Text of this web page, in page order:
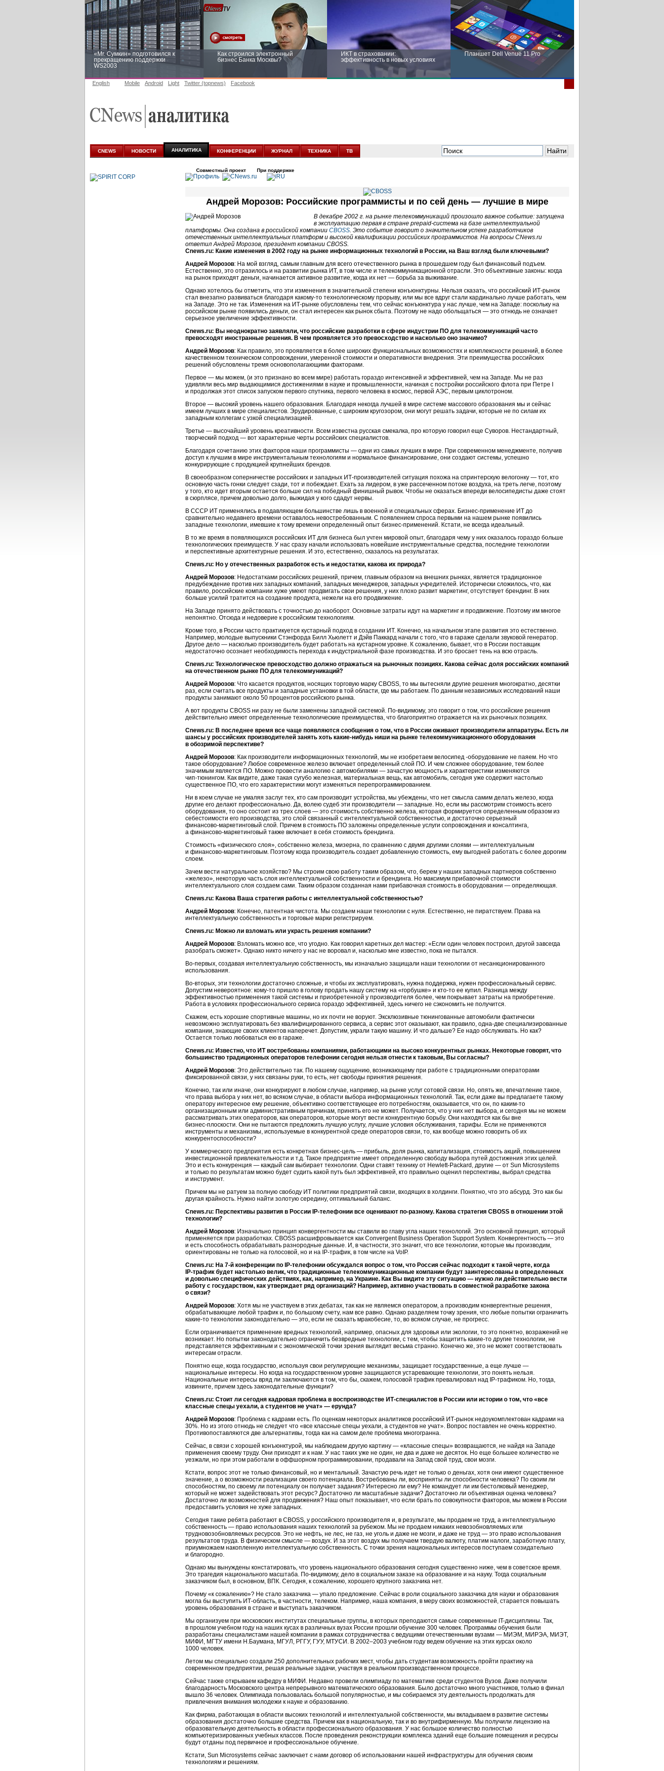
«Mr. Сумкин» подготовился к
прекращению поддержки
WS2003
Как строился электронный
бизнес Банка Москвы?
ИКТ в страховании:
эффективность в новых условиях
Планшет Dell Venue 11 Pro
аналитике
новых условиях
English Mobile Android Light Twitter (topnews) Facebook
CNEWS НОВОСТИ АНАЛИТИКА КОНФЕРЕНЦИИ ЖУРНАЛ ТЕХНИКА ТВ
Совместный проект При поддержке
Андрей Морозов: Российские программисты и по сей день — лучшие в мире
В декабре 2002 г. на рынке телекоммуникаций произошло важное событие: запущена
в эксплуатацию первая в стране prepaid-система на базе интеллектуальной
платформы. Она создана в российской компании CBOSS. Это событие говорит о значительном успехе разработчиков
отечественных интеллектуальных платформ и высокой квалификации российских программистов. На вопросы CNews.ru
ответил Андрей Морозов, президент компании CBOSS.
Cnews.ru: Какие изменения в 2002 году на рынке информационных технологий в России, на Ваш взгляд были ключевыми?
Андрей Морозов: На мой взгляд, самым главным для всего отечественного рынка в прошедшем году был финансовый подъем.
Естественно, это отразилось и на развитии рынка ИТ, в том числе и телекоммуникационной отрасли. Это объективные законы: когда
на рынок приходят деньги, начинается активное развитие, когда их нет — борьба за выживание.
Однако хотелось бы отметить, что эти изменения в значительной степени конъюнктурны. Нельзя сказать, что российский ИТ-рынок
стал внезапно развиваться благодаря какому-то технологическому прорыву, или мы все вдруг стали кардинально лучше работать, чем
на Западе. Это не так. Изменения на ИТ-рынке обусловлены тем, что сейчас конъюнктура у нас лучше, чем на Западе: поскольку на
российском рынке появились деньги, он стал интересен как рынок сбыта. Поэтому не надо обольщаться — это отнюдь не означает
серьезное увеличение эффективности.
Cnews.ru: Вы неоднократно заявляли, что российские разработки в сфере индустрии ПО для телекоммуникаций часто
превосходят иностранные решения. В чем проявляется это превосходство и насколько оно значимо?
Андрей Морозов: Как правило, это проявляется в более широких функциональных возможностях и комплексности решений, в более
качественном техническом сопровождении, умеренной стоимости и оперативности внедрения. Эти преимущества российских
решений обусловлены тремя основополагающими факторами.
Первое — мы можем, (и это признано во всем мире) работать гораздо интенсивней и эффективней, чем на Западе. Мы не раз
удивляли весь мир выдающимися достижениями в науке и промышленности, начиная с постройки российского флота при Петре I
и продолжая этот список запуском первого спутника, первого человека в космос, первой АЭС, первым циклотроном.
Второе — высокий уровень нашего образования. Благодаря некогда лучшей в мире системе массового образования мы и сейчас
имеем лучших в мире специалистов. Эрудированные, с широким кругозором, они могут решать задачи, которые не по силам их
западным коллегам с узкой специализацией.
Третье — высочайший уровень креативности. Всем известна русская смекалка, про которую говорил еще Суворов. Нестандартный,
творческий подход — вот характерные черты российских специалистов.
Благодаря сочетанию этих факторов наши программисты — одни из самых лучших в мире. При современном менеджменте, получив
доступ к лучшим в мире инструментальным технологиям и нормальное финансирование, они создают системы, успешно
конкурирующие с продукцией крупнейших брендов.
В своеобразном соперничестве российских и западных ИТ-производителей ситуация похожа на спринтерскую велогонку — тот, кто
основную часть гонки следует сзади, тот и побеждает. Ехать за лидером, в уже рассеченном потоке воздуха, на треть легче, поэтому
у того, кто идет вторым остается больше сил на победный финишный рывок. Чтобы не оказаться впереди велосипедисты даже стоят
в сюрплясе, причем довольно долго, выжидая у кого сдадут нервы.
В СССР ИТ применялись в подавляющем большинстве лишь в военной и специальных сферах. Бизнес-применение ИТ до
сравнительно недавнего времени оставалось невостребованным. С появлением спроса первыми на нашем рынке появились
западные технологии, имевшие к тому времени определенный опыт бизнес-применений. Кстати, не всегда идеальный.
В то же время в появляющихся российских ИТ для бизнеса был учтен мировой опыт, благодаря чему у них оказалось гораздо больше
технологических преимуществ. У нас сразу начали использовать новейшие инструментальные средства, последние технологии
и перспективные архитектурные решения. И это, естественно, сказалось на результатах.
Cnews.ru: Но у отечественных разработок есть и недостатки, какова их природа?
Андрей Морозов: Недостатками российских решений, причем, главным образом на внешних рынках, является традиционное
предубеждение против них западных компаний, западных менеджеров, западных учредителей. Исторически сложилось, что, как
правило, российские компании хуже умеют продвигать свои решения, у них плохо развит маркетинг, отсутствует брендинг. В них
больше усилий тратится на создание продукта, нежели на его продвижение.
На Западе принято действовать с точностью до наоборот. Основные затраты идут на маркетинг и продвижение. Поэтому им многое
непонятно. Отсюда и недоверие к российским технологиям.
Кроме того, в России часто практикуется кустарный подход в создании ИТ. Конечно, на начальном этапе развития это естественно.
Например, молодые выпускники Стэнфорда Билл Хьюлетт и Дэйв Паккард начали с того, что в гараже сделали звуковой генератор.
Другое дело — насколько производитель будет работать на кустарном уровне. К сожалению, бывает, что в России поставщик
недостаточно осознает необходимость перехода к индустриальной фазе производства. И это бросает тень на всю отрасль.
Cnews.ru: Технологическое превосходство должно отражаться на рыночных позициях. Какова сейчас доля российских компаний
на отечественном рынке ПО для телекоммуникаций?
Андрей Морозов: Что касается продуктов, носящих торговую марку CBOSS, то мы вытесняли другие решения многократно, десятки
раз, если считать все продукты и западные установки в той области, где мы работаем. По данным независимых исследований наши
продукты занимают около 50 процентов российского рынка.
А вот продукты CBOSS ни разу не были заменены западной системой. По-видимому, это говорит о том, что российские решения
действительно имеют определенные технологические преимущества, что благоприятно отражается на их рыночных позициях.
Cnews.ru: В последнее время все чаще появляются сообщения о том, что в России оживают производители аппаратуры. Есть ли
шансы у российских производителей занять хоть какие-нибудь ниши на рынке телекоммуникационного оборудования
в обозримой перспективе?
Андрей Морозов: Как производители информационных технологий, мы не изобретаем велосипед -оборудование не паяем. Но что
такое оборудование? Любое современное железо включает определенный слой ПО. И чем сложнее оборудование, тем более
значимым является ПО. Можно провести аналогию с автомобилями — зачастую мощность и характеристики изменяются
чип-тюнингом. Как видите, даже такая сугубо железная, материальная вещь, как автомобиль, сегодня уже содержит настолько
существенное ПО, что его характеристики могут изменяться перепрограммированием.
Ни в коем случае не умаляя заслуг тех, кто сам производит устройства, мы убеждены, что нет смысла самим делать железо, когда
другие его делают профессионально. Да, волею судеб эти производители — западные. Но, если мы рассмотрим стоимость всего
оборудования, то оно состоит из трех слоев — это стоимость собственно железа, которая формируется определенным образом из
себестоимости его производства, это слой связанный с интеллектуальной собственностью, и достаточно серьезный
финансово-маркетинговый слой. Причем в стоимость ПО заложены определенные услуги сопровождения и консалтинга,
а финансово-маркетинговый также включает в себя стоимость брендинга.
Стоимость «физического слоя», собственно железа, мизерна, по сравнению с двумя другими слоями — интеллектуальным
и финансово-маркетинговым. Поэтому когда производитель создает добавленную стоимость, ему выгодней работать с более дорогим
слоем.
Зачем вести натуральное хозяйство? Мы строим свою работу таким образом, что, берем у наших западных партнеров собственно
«железо», некоторую часть слоя интеллектуальной собственности и брендинга. Но максимум прибавочной стоимости
интеллектуального слоя создаем сами. Таким образом созданная нами прибавочная стоимость в оборудовании — определяющая.
Cnews.ru: Какова Ваша стратегия работы с интеллектуальной собственностью?
Андрей Морозов: Конечно, патентная чистота. Мы создаем наши технологии с нуля. Естественно, не пиратствуем. Права на
интеллектуальную собственность и торговые марки регистрируем.
Cnews.ru: Можно ли взломать или украсть решения компании?
Андрей Морозов: Взломать можно все, что угодно. Как говорил каретных дел мастер: «Если один человек построил, другой завсегда
разобрать сможет». Однако никто ничего у нас не воровал и, насколько мне известно, пока не пытался.
Во-первых, создавая интеллектуальную собственность, мы изначально защищали наши технологии от несанкционированного
использования.
Во-вторых, эти технологии достаточно сложные, и чтобы их эксплуатировать, нужна поддержка, нужен профессиональный сервис.
Допустим невероятное: кому-то пришло в голову продать нашу систему на «горбушке» и кто-то ее купил. Разница между
эффективностью применения такой системы и приобретенной у производителя более, чем покрывает затраты на приобретение.
Работа в условиях профессионального сервиса гораздо эффективней, здесь ничего не сэкономить не получится.
Скажем, есть хорошие спортивные машины, но их почти не воруют. Эксклюзивные тюнингованные автомобили фактически
невозможно эксплуатировать без квалифицированного сервиса, а сервис этот оказывают, как правило, одна-две специализированные
компании, знающие своих клиентов наперечет. Допустим, украли такую машину. И что дальше? Ее надо обслуживать. Но как?
Остается только любоваться ею в гараже.
Cnews.ru: Известно, что ИТ востребованы компаниями, работающими на высоко конкурентных рынках. Некоторые говорят, что
большинство традиционных операторов телефонии сегодня нельзя отнести к таковым, Вы согласны?
Андрей Морозов: Это действительно так. По нашему ощущению, возникающему при работе с традиционными операторами
фиксированной связи, у них связаны руки, то есть, нет свободы принятия решения.
Конечно, так или иначе, они конкурируют в любом случае, например, на рынке услуг сотовой связи. Но, опять же, впечатление такое,
что права выбора у них нет, во всяком случае, в области выбора информационных технологий. Так, если даже вы предлагаете такому
оператору интересное ему решение, объективно соответствующее его потребностям, оказывается, что он, по каким-то
организационным или административным причинам, принять его не может. Получается, что у них нет выбора, и сегодня мы не можем
рассматривать этих операторов, как операторов, которые могут вести конкурентную борьбу. Они находятся как бы вне
бизнес-плоскости. Они не пытаются предложить лучшую услугу, лучшие условия обслуживания, тарифы. Если не применяются
инструменты и механизмы, используемые в конкурентной среде операторов связи, то, как вообще можно говорить об их
конкурентоспособности?
У коммерческого предприятия есть конкретная бизнес-цель — прибыль, доля рынка, капитализация, стоимость акций, повышением
инвестиционной привлекательности и т.д. Такое предприятие имеет определенную свободу выбора путей достижения этих целей.
Это и есть конкуренция — каждый сам выбирает технологии. Одни ставят технику от Hewlett-Packard, другие — от Sun Microsystems
и только по результатам можно будет судить какой путь был эффективней, кто правильно оценил перспективы, выбрал средства
и инструмент.
Причем мы не ратуем за полную свободу ИТ политики предприятий связи, входящих в холдинги. Понятно, что это абсурд. Это как бы
другая крайность. Нужно найти золотую середину, оптимальный баланс.
Cnews.ru: Перспективы развития в России IP-телефонии все оценивают по-разному. Какова стратегия CBOSS в отношении этой
технологии?
Андрей Морозов: Изначально принцип конвергентности мы ставили во главу угла наших технологий. Это основной принцип, который
применяется при разработках. CBOSS расшифровывается как Convergent Business Operation Support System. Конвергентность — это
и есть способность обрабатывать разнородные данные. И, в частности, это значит, что все технологии, которые мы производим,
ориентированы не только на голосовой, но и на IP-трафик, в том числе на VoIP.
Cnews.ru: На 7-й конференции по IP-телефонии обсуждался вопрос о том, что Россия сейчас подходит к такой черте, когда
IP-трафик будет настолько велик, что традиционные телекоммуникационные компании будут заинтересованы в определенных
и довольно специфических действиях, как, например, на Украине. Как Вы видите эту ситуацию — нужно ли действительно вести
работу с государством, как утверждает ряд организаций? Например, активно участвовать в совместной разработке закона
о связи?
Андрей Морозов: Хотя мы не участвуем в этих дебатах, так как не являемся оператором, а производим конвергентные решения,
обрабатывающие любой трафик и, по большому счету, нам все равно. Однако разделяем точку зрения, что любые попытки ограничить
какие-то технологии законодательно — это, если не сказать мракобесие, то, во всяком случае, не прогресс.
Если ограничивается применение вредных технологий, например, опасных для здоровья или экологии, то это понятно, возражений не
возникает. Но попытки законодательно ограничить безвредные технологии, с тем, чтобы защитить какие-то другие технологии, не
представляется эффективным и с экономической точки зрения выглядит весьма странно. Конечно же, это не может соответствовать
интересам отрасли.
Понятно еще, когда государство, используя свои регулирующие механизмы, защищает государственные, а еще лучше —
национальные интересы. Но когда на государственном уровне защищаются устаревающие технологии, это понять нельзя.
Национальные интересы вряд ли заключаются в том, что бы, скажем, голосовой трафик превалировал над IP-трафиком. Но, тогда,
извините, причем здесь законодательные функции?
Cnews.ru: Стоит ли сегодня кадровая проблема в воспроизводстве ИТ-специалистов в России или истории о том, что «все
классные спецы уехали, а студентов не учат» — ерунда?
Андрей Морозов: Проблема с кадрами есть. По оценкам некоторых аналитиков российский ИТ-рынок недоукомплектован кадрами на
30%. Но из этого отнюдь не следует что «все классные спецы уехали, а студентов не учат». Вопрос поставлен не очень корректно.
Противопоставляются две альтернативы, тогда как на самом деле проблема многогранна.
Сейчас, в связи с хорошей конъюнктурой, мы наблюдаем другую картину — «классные спецы» возвращаются, не найдя на Западе
применения своему труду. Они приходят и к нам. У нас таких уже не один, не два и даже не десяток. Но еще большее количество не
уезжали, но при этом работали в оффшорном программировании, продавали на Запад свой труд, свои мозги.
Кстати, вопрос этот не только финансовый, но и ментальный. Зачастую речь идет не только о деньгах, хотя они имеют существенное
значение, а о возможности реализации своего потенциала. Востребованы ли, восприняты ли способности человека? По своим ли
способностям, по своему ли потенциалу он получает задания? Интересно ли ему? Не командует ли им бестолковый менеджер,
который не может задействовать этот ресурс? Достаточно ли масштабные задачи? Достаточно ли объективная оценка человека?
Достаточно ли возможностей для продвижения? Наш опыт показывает, что если брать по совокупности факторов, мы можем в России
предоставить условия не хуже западных.
Сегодня такие ребята работают в CBOSS, у российского производителя и, в результате, мы продаем не труд, а интеллектуальную
собственность — право использования наших технологий за рубежом. Мы не продаем никаких невозобновляемых или
трудновозобновляемых ресурсов. Это не нефть, не лес, не газ, не уголь и даже не мозги, и даже не труд — это право использования
результатов труда. В физическом смысле — воздух. И за этот воздух мы получаем твердую валюту, платим налоги, заработную плату,
приумножаем накопленную интеллектуальную собственность. С точки зрения национальных интересов поступаем созидательно
и благородно.
Однако мы вынуждены констатировать, что уровень национального образования сегодня существенно ниже, чем в советское время.
Это трагедия национального масштаба. По-видимому, дело в социальном заказе на образование и на науку. Тогда социальным
заказчиком был, в основном, ВПК. Сегодня, к сожалению, хорошего крупного заказчика нет.
Почему «к сожалению»? Не стало заказчика — упало предложение. Сейчас в роли социального заказчика для науки и образования
могла бы выступить ИТ-область, в частности, телеком. Например, наша компания, в меру своих возможностей, старается повышать
уровень образования в стране и выступать заказчиком.
Мы организуем при московских институтах специальные группы, в которых преподаются самые современные IT-дисциплины. Так,
в прошлом учебном году на наших кусах в различных вузах России прошли обучение 300 человек. Программы обучения были
разработаны специалистами нашей компании в рамках сотрудничества с ведущими отечественными вузами — МИЭМ, МИРЭА, МИЭТ,
МИФИ, МГТУ имени Н.Баумана, МГУЛ, РГГУ, ГУУ, МТУСИ. В 2002–2003 учебном году ведем обучение на этих курсах около
1000 человек.
Летом мы специально создали 250 дополнительных рабочих мест, чтобы дать студентам возможность пройти практику на
современном предприятии, решая реальные задачи, участвуя в реальном производственном процессе.
Сейчас также открываем кафедру в МИФИ. Недавно провели олимпиаду по математике среди студентов Вузов. Даже получили
благодарность Московского центра непрерывного математического образования. Было достаточно много участников, только в финал
вышло 36 человек. Олимпиада пользовалась большой популярностью, и мы собираемся эту деятельность продолжать для
привлечения внимания молодежи к науке и образованию.
Как фирма, работающая в области высоких технологий и интеллектуальной собственности, мы вкладываем в развитие системы
образования достаточно большие средства. Причем как в национальную, так и во внутрифирменную. Мы получили лицензию на
образовательную деятельность в области профессионального образования. У нас большое количество полностью
компьютеризированных учебных классов. После проведения реконструкции комплекса зданий еще большие помещения и ресурсы
будут отданы под первичное и профессиональное обучение.
Кстати, Sun Microsystems сейчас заключает с нами договор об использовании нашей инфраструктуры для обучения своим
технологиям и решениям.